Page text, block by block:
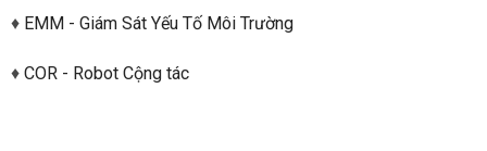
♦ EMM - Giám Sát Yếu Tố Môi Trường
♦ COR - Robot Cộng tác